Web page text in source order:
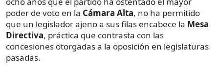
poder de voto en la Cámara Alta, no ha permitido
que un legislador ajeno a sus filas encabece la Mesa
Directiva, práctica que contrasta con las
concesiones otorgadas a la oposición en legislaturas
pasadas.